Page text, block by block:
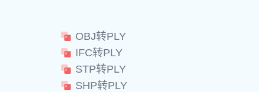
OBJ转PLY
IFC转PLY
STP转PLY
SHP转PLY